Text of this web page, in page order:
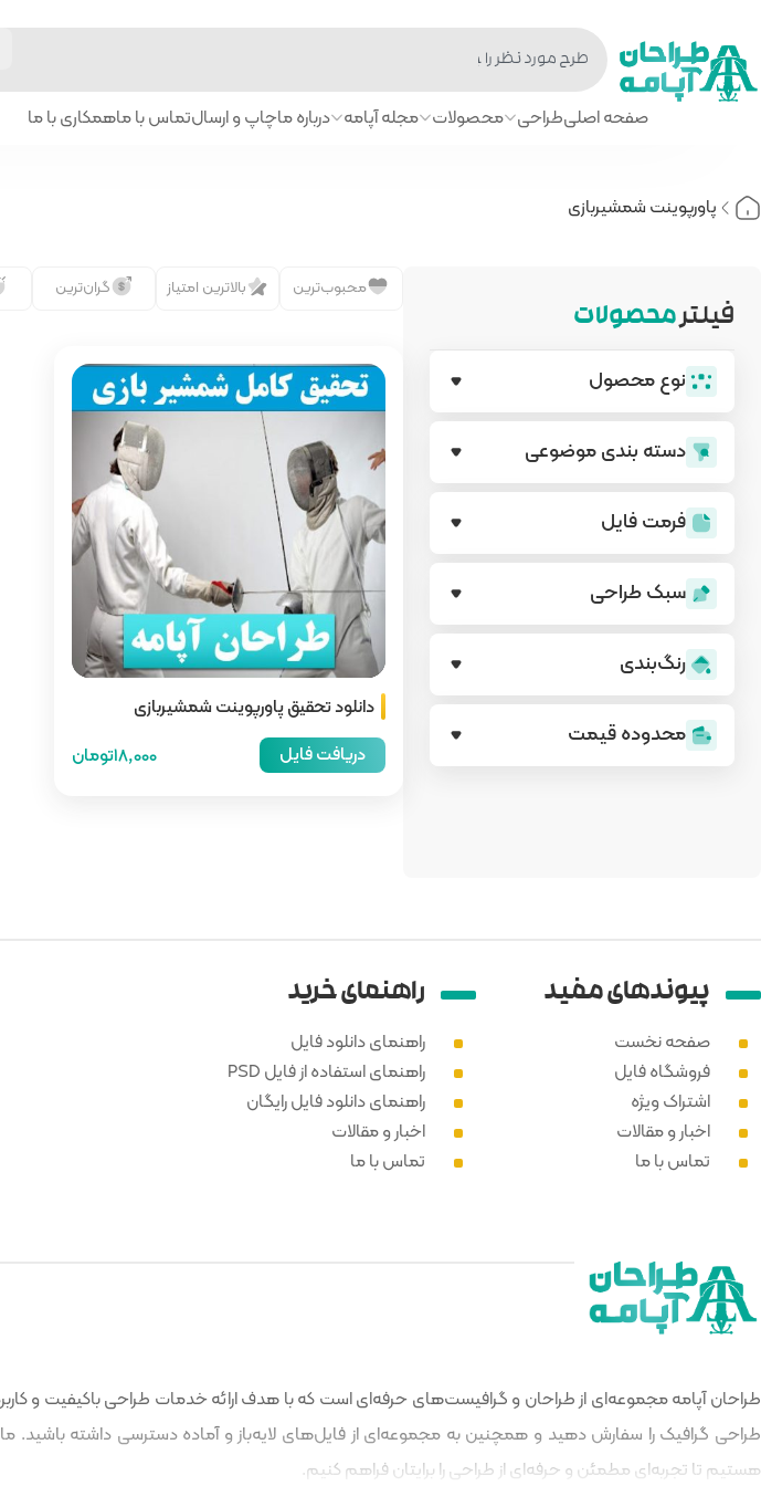
صفحه اصلیطراحی محصولات مجله آپامه درباره ماچاپ و ارسالتماس با ماهمکاری با ما
پاورپوینت شمشیربازی
فیلترمحصولات
نوع محصول
دسته بندی‌ موضوعی
فرمت فایل
سبک طراحی
رنگ‌بندی
محدوده قیمت
محبوب‌ترین بالاترین امتیاز گران‌ترین
دانلود تحقیق پاورپوینت شمشیربازی
دریافت فایل
18,000تومان
پیوند‌های مفید
صفحه نخست
فروشگاه فایل
اشتراک ویژه
اخبار و مقالات
تماس با ما
راهنمای خرید
راهنمای دانلود فایل
راهنمای استفاده از فایل PSD
راهنمای دانلود فایل رایگان
اخبار و مقالات
تماس با ما
طراحان آپامه مجموعه‌ای از طراحان و گرافیست‌های حرفه‌ای است که با هدف ارائه خدمات طراحی باکیفیت و
طراحی گرافیک را سفارش دهید و همچنین به مجموعه‌ای از فایل‌های لایه‌باز و آماده دسترسی داشته باشید.
هستیم تا تجربه‌ای مطمئن و حرفه‌ای از طراحی را برایتان فراهم کنیم.